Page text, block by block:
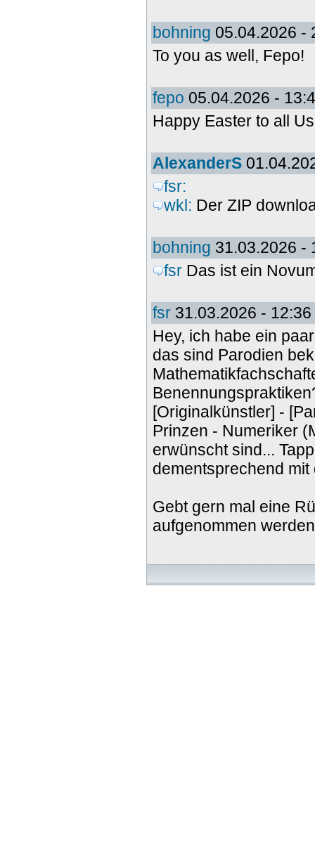
bohning 05.04.2026 -
To you as well, Fepo!
fepo 05.04.2026 -
Happy Easter to all
AlexanderS
fsr:
wkl: Der ZIP
bohning 31.03.2026 -
fsr Das ist ein
fsr 31.03.2026 - 12:36
Hey, ich habe ein
das sind Parodien
[Originalkünstler] -
Prinzen - Numeriker
erwünscht sind...
dementsprechend
Gebt gern mal eine
aufgenommen